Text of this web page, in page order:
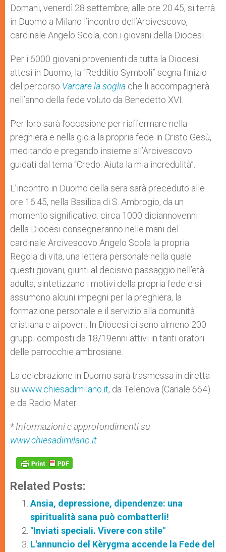
r
Domani, venerdì 28 settembre, alle ore 20.45, si terrà
in Duomo a Milano l’incontro dell’Arcivescovo,
cardinale Angelo Scola, con i giovani della Diocesi.
Per i 6000 giovani provenienti da tutta la Diocesi
attesi in Duomo, la “Redditio Symboli” segna l’inizio
del percorso Varcare la soglia che li accompagnerà
nell’anno della fede voluto da Benedetto XVI.
Per loro sarà l’occasione per riaffermare nella
preghiera e nella gioia la propria fede in Cristo Gesù,
meditando e pregando insieme all’Arcivescovo
guidati dal tema “Credo. Aiuta la mia incredulità”.
L’incontro in Duomo della sera sarà preceduto alle
ore 16.45, nella Basilica di S. Ambrogio, da un
momento significativo: circa 1000 diciannovenni
della Diocesi consegneranno nelle mani del
cardinale Arcivescovo Angelo Scola la propria
Regola di vita, una lettera personale nella quale
questi giovani, giunti al decisivo passaggio nell’età
adulta, sintetizzano i motivi della propria fede e si
assumono alcuni impegni per la preghiera, la
formazione personale e il servizio alla comunità
cristiana e ai poveri. In Diocesi ci sono almeno 200
gruppi composti da 18/19enni attivi in tanti oratori
delle parrocchie ambrosiane.
La celebrazione in Duomo sarà trasmessa in diretta
su www.chiesadimilano.it, da Telenova (Canale 664)
e da Radio Mater.
* Informazioni e approfondimenti su
www.chiesadimilano.it
Related Posts:
Ansia, depressione, dipendenze: una
spiritualità sana può combatterli!
"Inviati speciali. Vivere con stile"
L'annuncio del Kèrygma accende la Fede del